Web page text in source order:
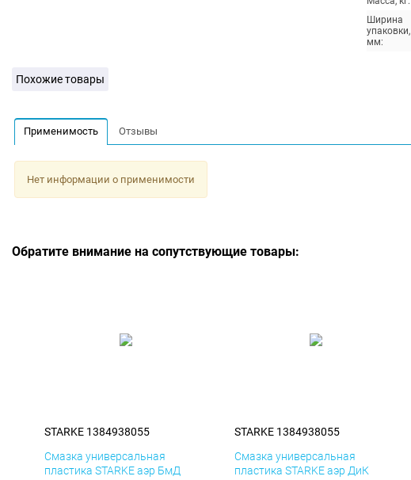
Ширина
упаковки,
мм:
Похожие товары
Применимость Отзывы
Нет информации о применимости
Обратите внимание на сопутствующие товары:
STARKE 1384938055
Смазка универсальная
пластика STARKE аэр БмД
STARKE 1384938055
Смазка универсальная
пластика STARKE аэр ДиК